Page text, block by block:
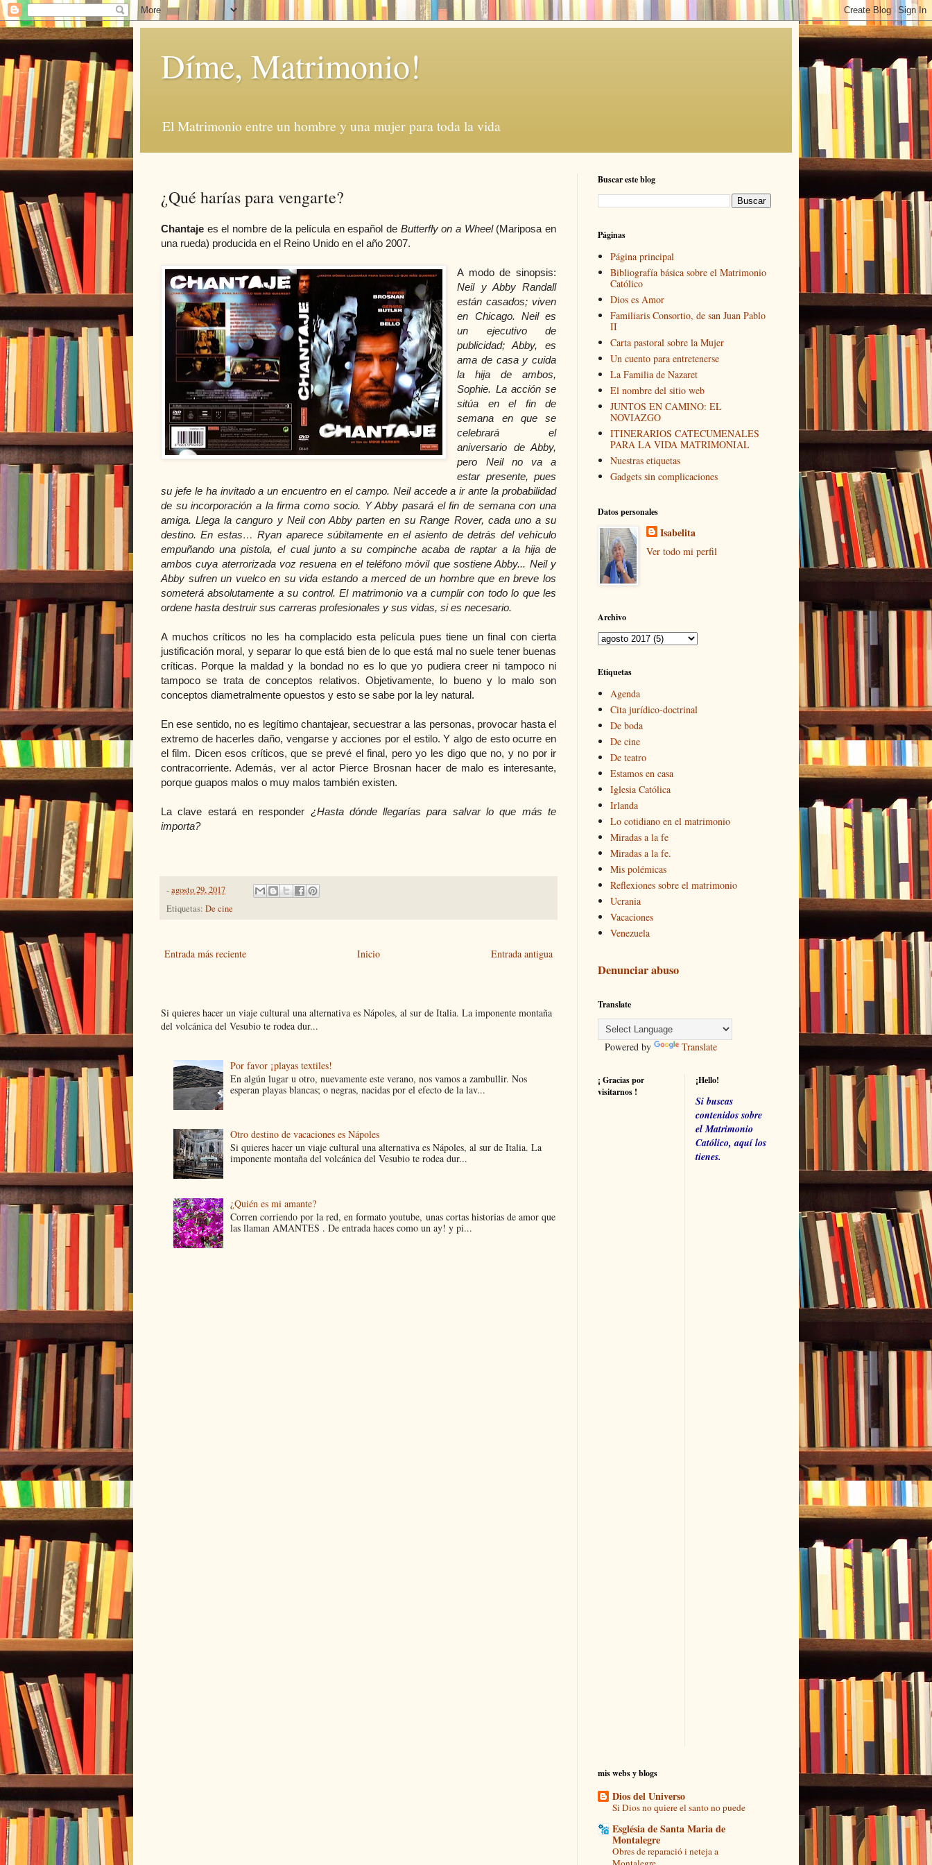
Díme, Matrimonio!
El Matrimonio entre un hombre y una mujer para toda la vida
¿Qué harías para vengarte?
Chantaje es el nombre de la película en español de Butterfly on a Wheel(Mariposa en
una rueda) producida en el Reino Unido en el año 2007.
A modo de sinopsis:
Neil y Abby Randall
están casados; viven
en Chicago. Neil es
un ejecutivo de
publicidad; Abby, es
ama de casa y cuida
la hija de ambos,
Sophie. La acción se
sitúa en el fin de
semana en que se
celebrará el
aniversario de Abby,
pero Neil no va a
estar presente, pues
su jefe le ha invitado a un encuentro en el campo. Neil accede a ir ante la probabilidad
de su incorporación a la firma como socio. Y Abby pasará el fin de semana con una
amiga. Llega la canguro y Neil con Abby parten en su Range Rover, cada uno a su
destino. En estas… Ryan aparece súbitamente en el asiento de detrás del vehículo
empuñando una pistola, el cual junto a su compinche acaba de raptar a la hija de
ambos cuya aterrorizada voz resuena en el teléfono móvil que sostiene Abby... Neil y
Abby sufren un vuelco en su vida estando a merced de un hombre que en breve los
someterá absolutamente a su control. El matrimonio va a cumplir con todo lo que les
ordene hasta destruir sus carreras profesionales y sus vidas, si es necesario.
A muchos críticos no les ha complacido esta película pues tiene un final con cierta
justificación moral, y separar lo que está bien de lo que está mal no suele tener buenas
críticas. Porque la maldad y la bondad no es lo que yo pudiera creer ni tampoco ni
tampoco se trata de conceptos relativos. Objetivamente, lo bueno y lo malo son
conceptos diametralmente opuestos y esto se sabe por la ley natural.
En ese sentido, no es legítimo chantajear, secuestrar a las personas, provocar hasta el
extremo de hacerles daño, vengarse y acciones por el estilo. Y algo de esto ocurre en
el film. Dicen esos críticos, que se prevé el final, pero yo les digo que no, y no por ir
contracorriente. Además, ver al actor Pierce Brosnan hacer de malo es interesante,
porque guapos malos o muy malos también existen.
La clave estará en responder ¿Hasta dónde llegarías para salvar lo que más te
importa?
-agosto 29, 2017
Etiquetas: De cine
Entrada más reciente Entrada antigua
Inicio
Si quieres hacer un viaje cultural una alternativa es Nápoles, al sur de Italia. La imponente montaña
del volcánica del Vesubio te rodea dur...
Por favor ¡playas textiles!
En algún lugar u otro, nuevamente este verano, nos vamos a zambullir. Nos
esperan playas blancas; o negras, nacidas por el efecto de la lav...
Otro destino de vacaciones es Nápoles
Si quieres hacer un viaje cultural una alternativa es Nápoles, al sur de Italia. La
imponente montaña del volcánica del Vesubio te rodea dur...
¿Quién es mi amante?
Corren corriendo por la red, en formato youtube, unas cortas historias de amor que
las llaman AMANTES . De entrada haces como un ay! y pi...
Buscar este blog
Páginas
Página principal
Bibliografía básica sobre el Matrimonio
Católico
Dios es Amor
Familiaris Consortio, de san Juan Pablo
II
Carta pastoral sobre la Mujer
Un cuento para entretenerse
La Familia de Nazaret
El nombre del sitio web
JUNTOS EN CAMINO: EL
NOVIAZGO
ITINERARIOS CATECUMENALES
PARA LA VIDA MATRIMONIAL
Nuestras etiquetas
Gadgets sin complicaciones
Datos personales
Isabelita
Ver todo mi perfil
Archivo
Etiquetas
Agenda
Cita jurídico-doctrinal
De boda
De cine
De teatro
Estamos en casa
Iglesia Católica
Irlanda
Lo cotidiano en el matrimonio
Miradas a la fe
Miradas a la fe.
Mis polémicas
Reflexiones sobre el matrimonio
Ucrania
Vacaciones
Venezuela
Denunciar abuso
Translate
Powered by Translate
¡ Gracias por
visitarnos !
¡Hello!
Si buscas
contenidos sobre
el Matrimonio
Católico, aquí los
tienes.
mis webs y blogs
Dios del Universo
Si Dios no quiere el santo no puede
Església de Santa Maria de
Montalegre
Obres de reparació i neteja a